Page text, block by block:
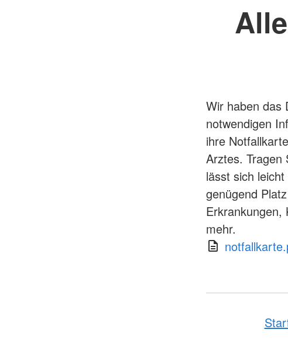
Wir haben das
notwendigen
ihre
Arztes. Tragen
lässt sich
genügend
Erkrankungen,
mehr.